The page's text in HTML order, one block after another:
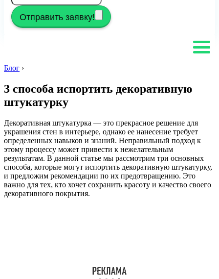
Отправить заявку!
Блог ›
3 способа испортить декоративную
штукатурку
Декоративная штукатурка — это прекрасное решение для
украшения стен в интерьере, однако ее нанесение требует
определенных навыков и знаний. Неправильный подход к
этому процессу может привести к нежелательным
результатам. В данной статье мы рассмотрим три основных
способа, которые могут испортить декоративную штукатурку,
и предложим рекомендации по их предотвращению. Это
важно для тех, кто хочет сохранить красоту и качество своего
декоративного покрытия.